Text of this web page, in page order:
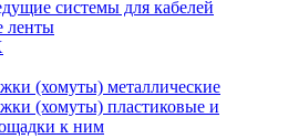
системы для кабелей
ленты
(хомуты) металлические
(хомуты) пластиковые и
к ним